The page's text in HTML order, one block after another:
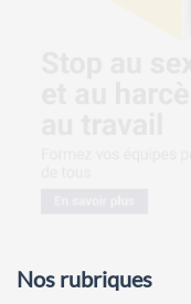
Nos rubriques